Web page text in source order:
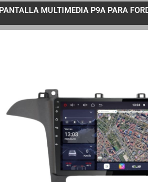
PANTALLA MULTIMEDIA P9A PARA